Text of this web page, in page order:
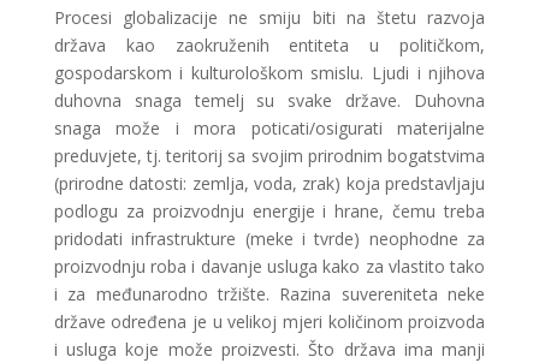
Procesi globalizacije ne smiju biti na štetu razvoja
država kao zaokruženih entiteta u političkom,
gospodarskom i kulturološkom smislu. Ljudi i njihova
duhovna snaga temelj su svake države. Duhovna
snaga može i mora poticati/osigurati materijalne
preduvjete, tj. teritorij sa svojim prirodnim bogatstvima
(prirodne datosti: zemlja, voda, zrak) koja predstavljaju
podlogu za proizvodnju energije i hrane, čemu treba
pridodati infrastrukture (meke i tvrde) neophodne za
proizvodnju roba i davanje usluga kako za vlastito tako
i za međunarodno tržište. Razina suvereniteta neke
države određena je u velikoj mjeri količinom proizvoda
i usluga koje može proizvesti. Što država ima manji